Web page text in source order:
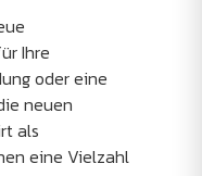
Ihre
oder eine
neuen
als
eine Vielzahl